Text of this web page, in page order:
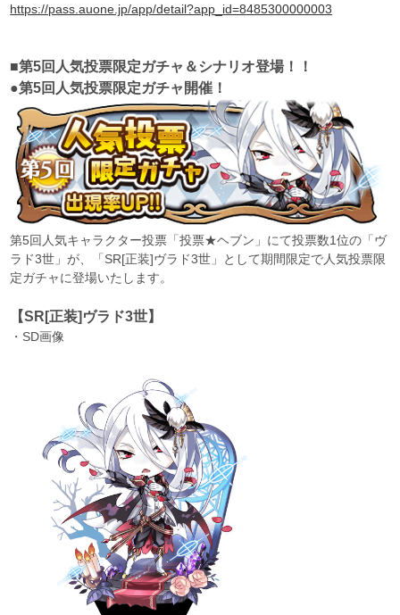
https://pass.auone.jp/app/detail?app_id=8485300000003
■第5回人気投票限定ガチャ＆シナリオ登場！！
●第5回人気投票限定ガチャ開催！
第5回人気キャラクター投票「投票★ヘブン」にて投票数1位の「ヴ
ラド3世」が、「SR[正装]ヴラド3世」として期間限定で人気投票限
定ガチャに登場いたします。
【SR[正装]ヴラド3世】
・SD画像